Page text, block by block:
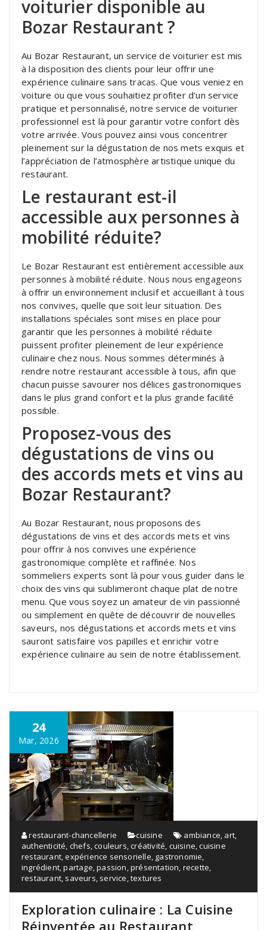
voiturier disponible au
Bozar Restaurant ?
Au Bozar Restaurant, un service de voiturier est mis
à la disposition des clients pour leur offrir une
expérience culinaire sans tracas. Que vous veniez en
voiture ou que vous souhaitiez profiter d’un service
pratique et personnalisé, notre service de voiturier
professionnel est là pour garantir votre confort dès
votre arrivée. Vous pouvez ainsi vous concentrer
pleinement sur la dégustation de nos mets exquis et
l’appréciation de l’atmosphère artistique unique du
restaurant.
Le restaurant est-il
accessible aux personnes à
mobilité réduite?
Le Bozar Restaurant est entièrement accessible aux
personnes à mobilité réduite. Nous nous engageons
à offrir un environnement inclusif et accueillant à tous
nos convives, quelle que soit leur situation. Des
installations spéciales sont mises en place pour
garantir que les personnes à mobilité réduite
puissent profiter pleinement de leur expérience
culinaire chez nous. Nous sommes déterminés à
rendre notre restaurant accessible à tous, afin que
chacun puisse savourer nos délices gastronomiques
dans le plus grand confort et la plus grande facilité
possible.
Proposez-vous des
dégustations de vins ou
des accords mets et vins au
Bozar Restaurant?
Au Bozar Restaurant, nous proposons des
dégustations de vins et des accords mets et vins
pour offrir à nos convives une expérience
gastronomique complète et raffinée. Nos
sommeliers experts sont là pour vous guider dans le
choix des vins qui sublimeront chaque plat de notre
menu. Que vous soyez un amateur de vin passionné
ou simplement en quête de découvrir de nouvelles
saveurs, nos dégustations et accords mets et vins
sauront satisfaire vos papilles et enrichir votre
expérience culinaire au sein de notre établissement.
24
Mar, 2026
restaurant-chancellerie cuisine ambiance, art,
authenticité, chefs,couleurs,créativité, cuisine,cuisine
restaurant,expérience sensorielle, gastronomie,
ingrédient,partage,passion,présentation, recette,
restaurant, saveurs, service,textures
Exploration culinaire : La Cuisine
Réinventée au Restaurant